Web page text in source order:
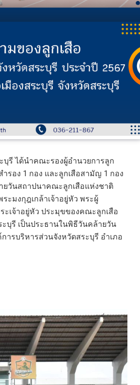
บุรี ได้นำคณะรองผู้อำนวยการลูก
รอง 1 กอง และลูกเสือสามัญ 1 กอง
ยวันสถาปนาคณะลูกเสือแห่งชาติ
ะมงกุฎเกล้าเจ้าอยู่หัว พระผู้
ะเจ้าอยู่หัว ประมุขของคณะลูกเสือ
บุรี เป็นประธานในพิธีวันคล้ายวัน
รบริหารส่วนจังหวัดสระบุรี อำเภอ